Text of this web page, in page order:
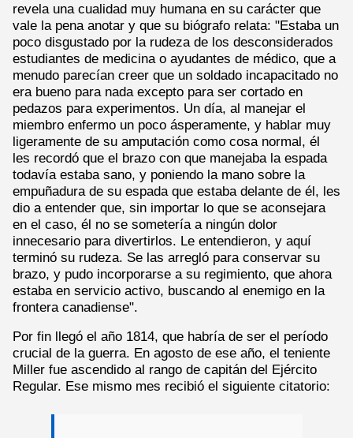
revela una cualidad muy humana en su carácter que
vale la pena anotar y que su biógrafo relata: "Estaba un
poco disgustado por la rudeza de los desconsiderados
estudiantes de medicina o ayudantes de médico, que a
menudo parecían creer que un soldado incapacitado no
era bueno para nada excepto para ser cortado en
pedazos para experimentos. Un día, al manejar el
miembro enfermo un poco ásperamente, y hablar muy
ligeramente de su amputación como cosa normal, él
les recordó que el brazo con que manejaba la espada
todavía estaba sano, y poniendo la mano sobre la
empuñadura de su espada que estaba delante de él, les
dio a entender que, sin importar lo que se aconsejara
en el caso, él no se sometería a ningún dolor
innecesario para divertirlos. Le entendieron, y aquí
terminó su rudeza. Se las arregló para conservar su
brazo, y pudo incorporarse a su regimiento, que ahora
estaba en servicio activo, buscando al enemigo en la
frontera canadiense".
Por fin llegó el año 1814, que habría de ser el período
crucial de la guerra. En agosto de ese año, el teniente
Miller fue ascendido al rango de capitán del Ejército
Regular. Ese mismo mes recibió el siguiente citatorio: